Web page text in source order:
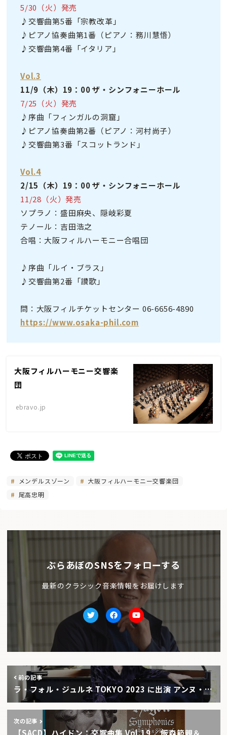
5/30（火）発売
♪交響曲第5番「宗教改革」
♪ピアノ協奏曲第1番（ピアノ：務川慧悟）
♪交響曲第4番「イタリア」
Vol.3
11/9（木）19：00 ザ・シンフォニーホール
7/25（火）発売
♪序曲「フィンガルの洞窟」
♪ピアノ協奏曲第2番（ピアノ：河村尚子）
♪交響曲第3番「スコットランド」
Vol.4
2/15（木）19：00 ザ・シンフォニーホール
11/28（火）発売
ソプラノ：盛田麻央、隠岐彩夏
テノール：吉田浩之
合唱：大阪フィルハーモニー合唱団
♪序曲「ルイ・ブラス」
♪交響曲第2番「讃歌」
問：大阪フィルチケットセンター 06-6656-4890
https://www.osaka-phil.com
大阪フィルハーモニー交響楽
団
ebravo.jp
メンデルスゾーン
大阪フィルハーモニー交響楽団
尾高忠明
ぶらあぼのSNSをフォローする
最新のクラシック音楽情報をお届けします
TwitterfacebookYoutube
前の記事
ラ・フォル・ジュルネ TOKYO 2023 に出演 アンヌ・…
次の記事